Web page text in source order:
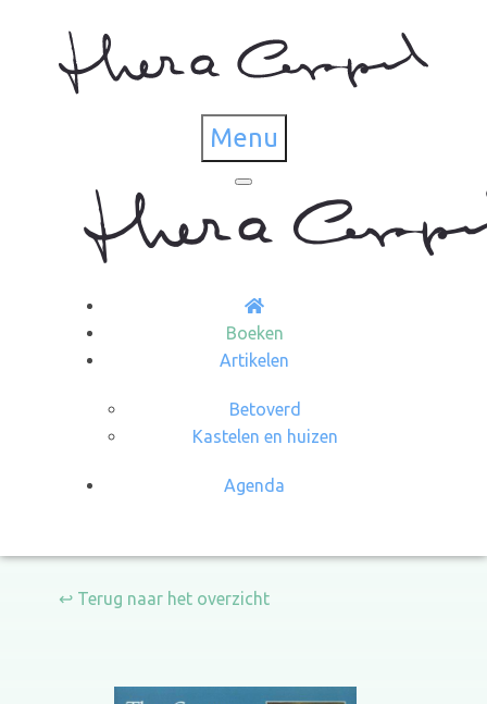
Menu
Boeken
Artikelen
Betoverd
Kastelen en huizen
Agenda
↩ Terug naar het overzicht